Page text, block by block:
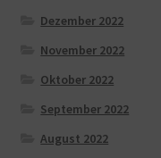
Dezember 2022
November 2022
Oktober 2022
September 2022
August 2022